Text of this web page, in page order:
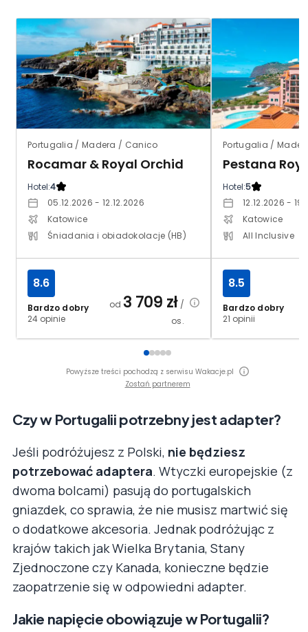
Portugalia / Madera / Canico
Rocamar & Royal Orchid
Hotel:4
05.12.2026 - 12.12.2026
Katowice
Śniadania i obiadokolacje (HB)
Bardzo dobry
24 opinie
8.6
od 3 709 zł/
os.
Portugalia /
Hotel:5
12.12.2026 -
Katowice
All Inclusive
Bardzo dobry
21 opinii
8.5
Powyższe treści pochodzą z serwisu Wakacje.pl
Zostań partnerem
Czy w Portugalii potrzebny jest adapter?
Jeśli podróżujesz z Polski, nie będziesz
potrzebować adaptera. Wtyczki europejskie (z
dwoma bolcami) pasują do portugalskich
gniazdek, co sprawia, że nie musisz martwić się
o dodatkowe akcesoria. Jednak podróżując z
krajów takich jak Wielka Brytania, Stany
Zjednoczone czy Kanada, konieczne będzie
zaopatrzenie się w odpowiedni adapter.
Jakie napięcie obowiązuje w Portugalii?